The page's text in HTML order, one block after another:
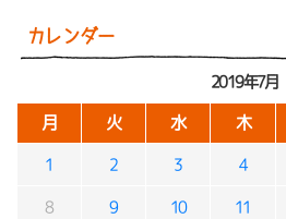
カレンダー
2019年7月
月 火 水 木
1 2 3 4
8 9 10 11